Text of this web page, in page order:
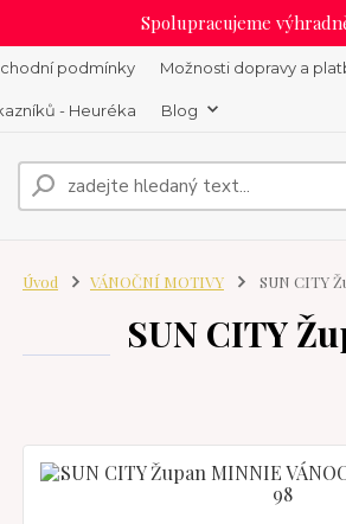
Spolupracujeme
podmínky Možnosti dopravy a
- Heuréka Blog
Úvod VÁNOČNÍ MOTIVY SUN CITY
SUN CITY